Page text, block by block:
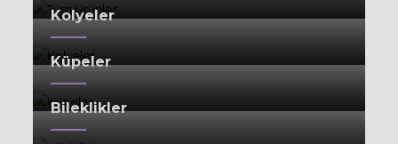
Kolyeler
Küpeler
Bileklikler